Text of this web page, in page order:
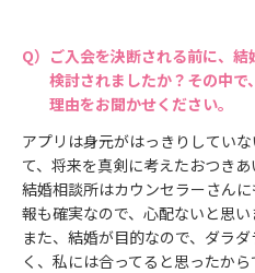
ご入会を決断される前に、
検討されましたか？その中
理由をお聞かせください。
アプリは身元がはっきりしてい
て、将来を真剣に考えたおつきあ
結婚相談所はカウンセラーさん
報も確実なので、心配ないと思い
また、結婚が目的なので、ダラ
く、私には合ってると思ったから